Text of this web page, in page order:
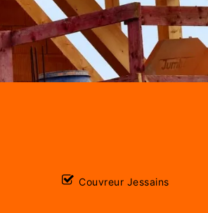
Couvreur Jessains